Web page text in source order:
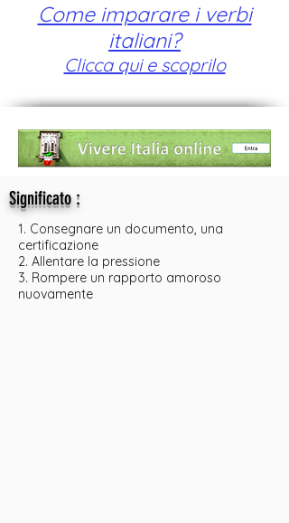
Come imparare i verbi
italiani?
Clicca qui e scoprilo
Significato:
1. Consegnare un documento, una
certificazione
2. Allentare la pressione
3. Rompere un rapporto amoroso
nuovamente